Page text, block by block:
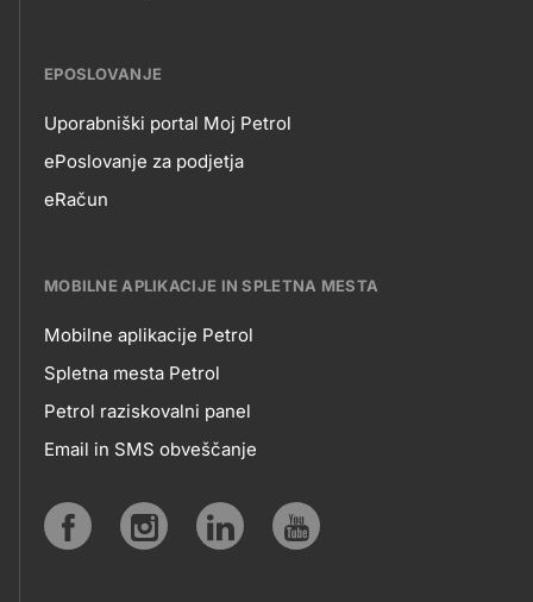
EPOSLOVANJE
EPOSLOVANJE
Uporabniški portal Moj Petrol
ePoslovanje za podjetja
eRačun
MOBILNE APLIKACIJE IN SPLETNA MESTA
MOBILNE
APLIKACIJE
SPLETNA
Mobilne aplikacije Petrol
Spletna mesta Petrol
Petrol raziskovalni panel
Email in SMS obveščanje